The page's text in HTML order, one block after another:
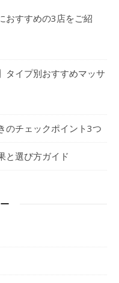
おすすめの3店をご紹
タイプ別おすすめマッサ
のチェックポイント3つ
と選び方ガイド